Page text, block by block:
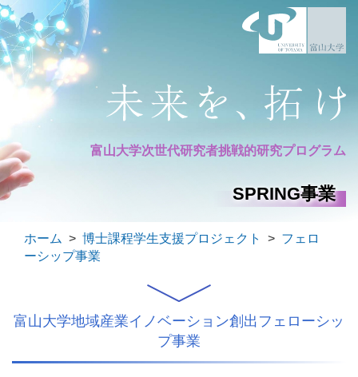
富山大学次世代研究者挑戦的研究プログラム
SPRING事業
ホーム > 博士課程学生支援プロジェクト > フェロ
ーシップ事業
富山大学地域産業イノベーション創出フェローシッ
プ事業